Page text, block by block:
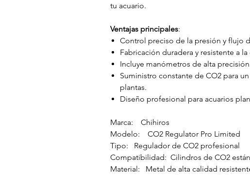
tu acuario.
Ventajas principales:
Control preciso de la presión y flujo
Fabricación duradera y resistente a
Incluye manómetros de alta
Suministro constante de CO2 para
plantas.
Diseño profesional para acuarios
Marca: Chihiros
Modelo: CO2 Regulator Pro Limited
Tipo: Regulador de CO2 profesional
Compatibilidad: Cilindros de CO2
Material: Metal de alta calidad